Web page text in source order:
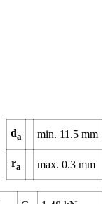
da min. 11.5 mm
ra max. 0.3 mm